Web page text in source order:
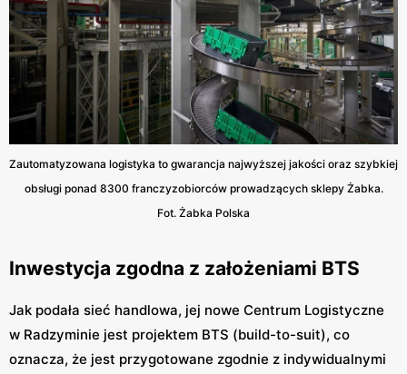
Zautomatyzowana logistyka to gwarancja najwyższej jakości oraz szybkiej
obsługi ponad 8300 franczyzobiorców prowadzących sklepy Żabka.
Fot. Żabka Polska
Inwestycja zgodna z założeniami BTS
Jak podała sieć handlowa, jej nowe Centrum Logistyczne
w Radzyminie jest projektem BTS (build-to-suit), co
oznacza, że jest przygotowane zgodnie z indywidualnymi